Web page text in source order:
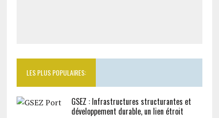
LES PLUS POPULAIRES:
GSEZ : Infrastructures structurantes et
développement durable, un lien étroit